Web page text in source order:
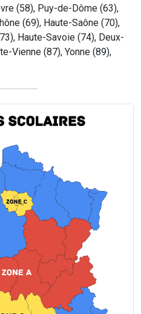
(58), Puy-de-Dôme (63),
(69), Haute-Saône (70),
Haute-Savoie (74), Deux-
Vienne (87), Yonne (89),